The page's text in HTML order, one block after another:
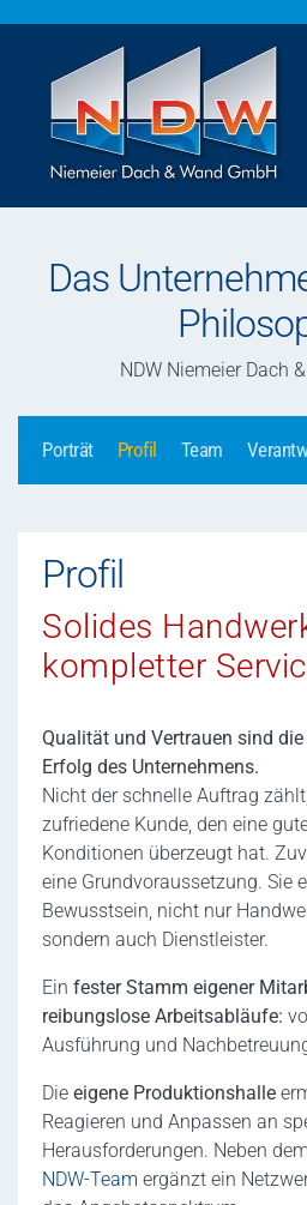
Skip to main content
Das
NDW Niemeier Dach
Porträt Profil Team
Profil
Solides
kompletter
Qualität und Vertrauen sind
Erfolg des Unternehmens.
Nicht der schnelle Auftrag
zufriedene Kunde, den eine
Konditionen überzeugt hat.
eine Grundvoraussetzung. Sie
Bewusstsein, nicht nur
sondern auch Dienstleister.
Ein fester Stamm eigener
reibungslose Arbeitsabläufe:
Ausführung und
Die eigene Produktionshalle
Reagieren und Anpassen an
Herausforderungen. Neben
NDW-Team ergänzt ein